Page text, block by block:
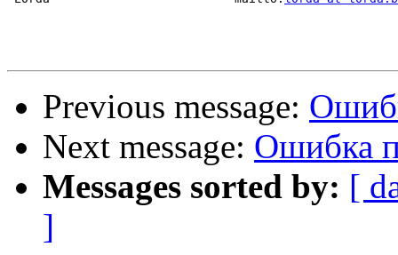
Previous message:
Next message: Ошибка
Messages sorted by: [
]